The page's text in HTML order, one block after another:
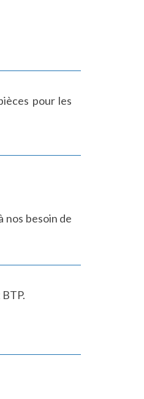
pour les
nos besoin de